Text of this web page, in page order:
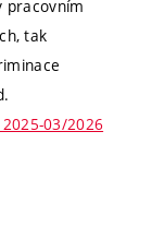
pracovním
tak
03/2026